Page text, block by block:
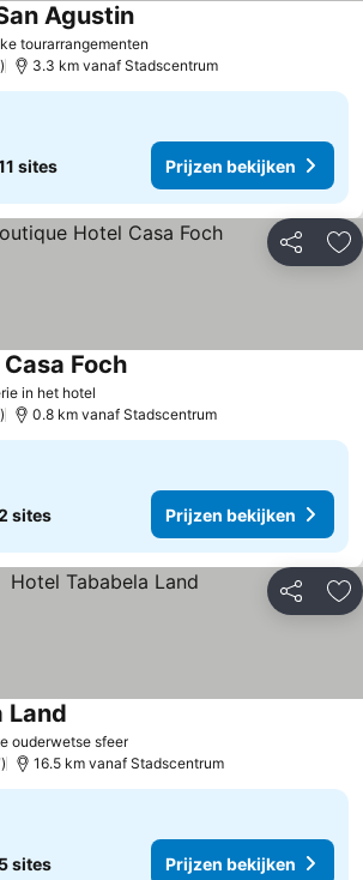
tourarrangementen
AgustinPrijzen bekijken
3.3 km vanaf Stadscentrum
sites Prijzen bekijken
Delen
in het hotel
FochPrijzen bekijken
0.8 km vanaf Stadscentrum
sites Prijzen bekijken
Delen
ouderwetse sfeerPrijzen bekijken
Land
16.5 km vanaf Stadscentrum
5 sites Prijzen bekijken